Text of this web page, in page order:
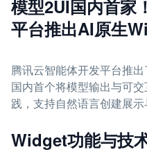
模型2UI国内首家
平台推出AI原生
腾讯云智能体开发平台推
国内首个将模型输出与可
践，支持自然语言创建展示
Widget功能与技